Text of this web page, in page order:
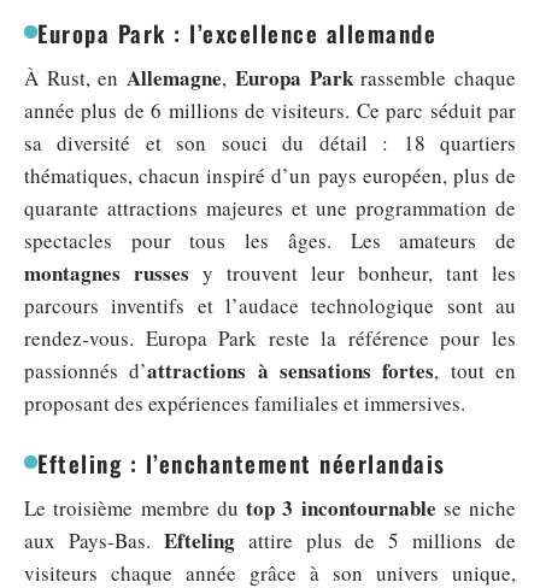
Europa Park : l’excellence allemande
À Rust, en Allemagne, Europa Parkrassemble chaque
année plus de 6 millions de visiteurs. Ce parc séduit par
sa diversité et son souci du détail : 18 quartiers
thématiques, chacun inspiré d’un pays européen, plus de
quarante attractions majeures et une programmation de
spectacles pour tous les âges. Les amateurs de
montagnes russes y trouvent leur bonheur, tant les
parcours inventifs et l’audace technologique sont au
rendez-vous. Europa Park reste la référence pour les
passionnés d’attractions à sensations fortes, tout en
proposant des expériences familiales et immersives.
Efteling : l’enchantement néerlandais
Le troisième membre du top 3 incontournable se niche
aux Pays-Bas. Eftelingattire plus de 5 millions de
visiteurs chaque année grâce à son univers unique,